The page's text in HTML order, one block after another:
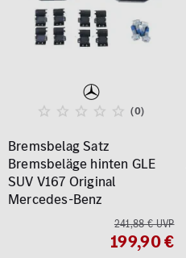
(0)
Bremsbelag Satz
Bremsbeläge hinten GLE
SUV V167 Original
Mercedes-Benz
241,88 € UVP
199,90 €